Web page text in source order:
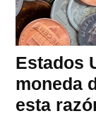
Estados
moneda
esta